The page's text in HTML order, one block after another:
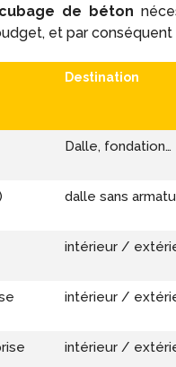
cubage de béton
et par
Destination
Dalle, fondation…
dalle sans
intérieur /
intérieur /
intérieur /